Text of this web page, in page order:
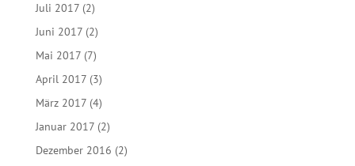
Juli 2017(2)
Juni 2017(2)
Mai 2017(7)
April 2017(3)
März 2017(4)
Januar 2017(2)
Dezember 2016 (2)